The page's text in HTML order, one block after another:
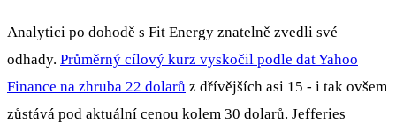
Analytici po dohodě s Fit Energy znatelně zvedli své
odhady. Průměrný cílový kurz vyskočil podle dat Yahoo
Finance na zhruba 22 dolarů z dřívějších asi 15 - i tak ovšem
zůstává pod aktuální cenou kolem 30 dolarů. Jefferies